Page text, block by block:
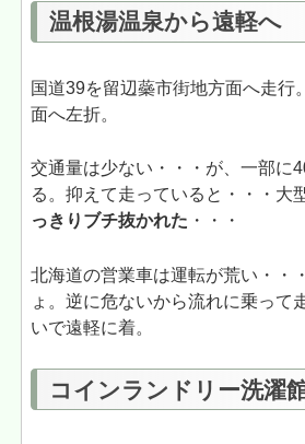
温根湯温泉から遠軽へ
国道39を留辺蘂市街地方面へ走行
面へ左折。
交通量は少ない・・・が、一部に
る。抑えて走っていると・・・大
っきりブチ抜かれた ・・・
北海道の営業車は運転が荒い・・
ょ。逆に危ないから流れに乗って
いで遠軽に着。
コインランドリー洗濯